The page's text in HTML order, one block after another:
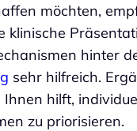
möchten,
klinische
hinter
sehr hilfreich.
Ihnen hilft,
zu priorisieren.